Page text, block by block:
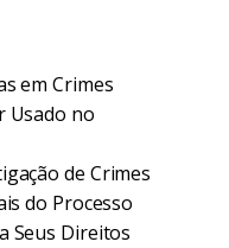
em Crimes
Usado no
de Crimes
do Processo
Seus Direitos